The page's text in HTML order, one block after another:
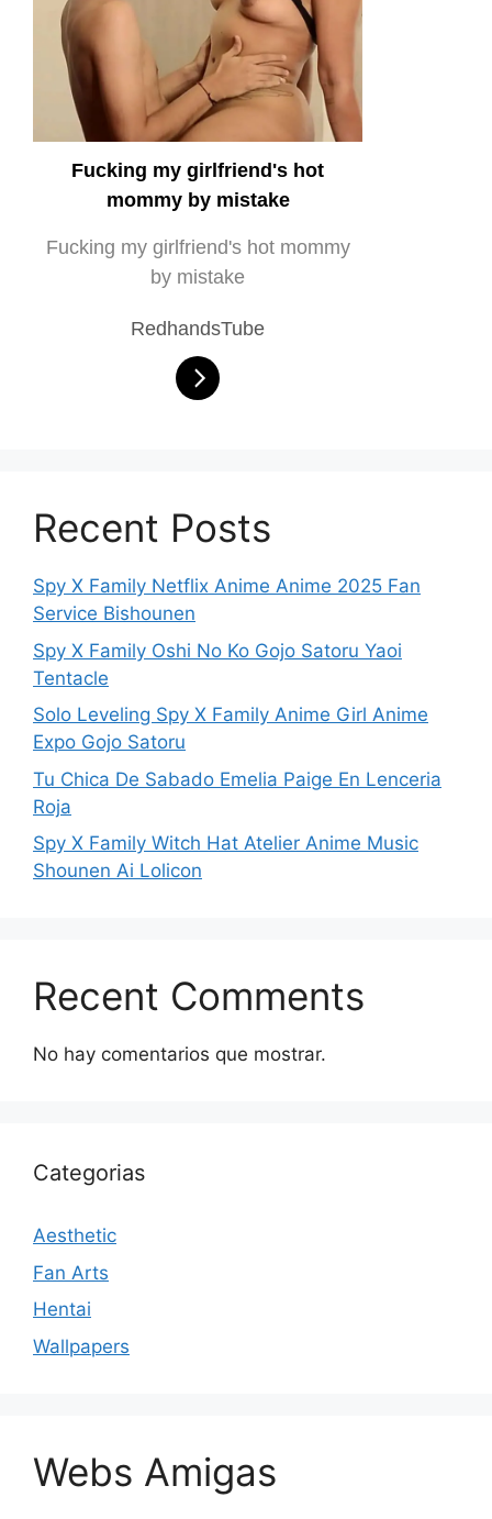
Fucking my girlfriend's hot
mommy by mistake
Fucking my girlfriend's hot mommy
by mistake
RedhandsTube
Recent Posts
Spy X Family Netflix Anime Anime 2025 Fan
Service Bishounen
Spy X Family Oshi No Ko Gojo Satoru Yaoi
Tentacle
Solo Leveling Spy X Family Anime Girl Anime
Expo Gojo Satoru
Tu Chica De Sabado Emelia Paige En Lenceria
Roja
Spy X Family Witch Hat Atelier Anime Music
Shounen Ai Lolicon
Recent Comments
No hay comentarios que mostrar.
Categorias
Aesthetic
Fan Arts
Hentai
Wallpapers
Webs Amigas